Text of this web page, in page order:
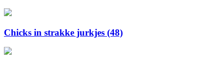
Chicks in strakke jurkjes (48)